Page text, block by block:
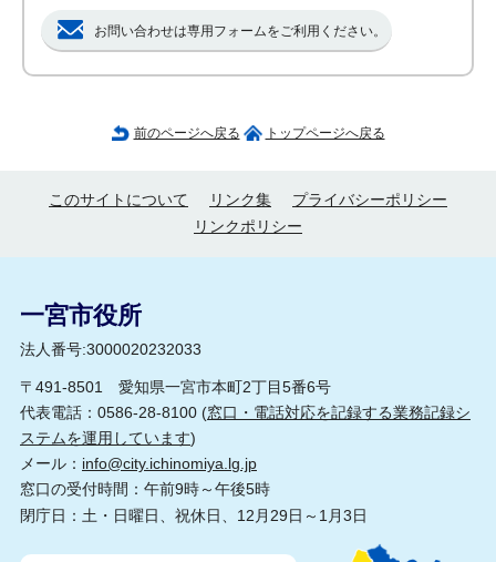
お問い合わせは専用フォームをご利用ください。
前のページへ戻る トップページへ戻る
このサイトについて リンク集
プライバシーポリシー
リンクポリシー
一宮市役所
法人番号:3000020232033
〒491-8501 愛知県一宮市本町2丁目5番6号
代表電話：0586-28-8100 (窓口・電話対応を記録する業務記録シ
ステムを運用しています)
メール： info@city.ichinomiya.lg.jp
窓口の受付時間：午前9時～午後5時
閉庁日：土・日曜日、祝休日、12月29日～1月3日